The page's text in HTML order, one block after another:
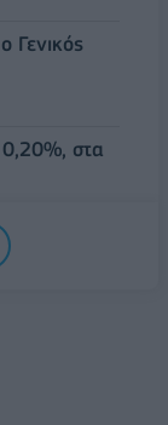
Γενικός
0,20%, στα